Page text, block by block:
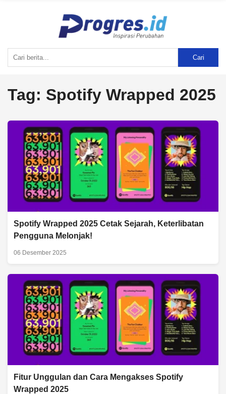
Cari
Tag: Spotify Wrapped 2025
Spotify Wrapped 2025 Cetak Sejarah, Keterlibatan
Pengguna Melonjak!
06 Desember 2025
Fitur Unggulan dan Cara Mengakses Spotify
Wrapped 2025